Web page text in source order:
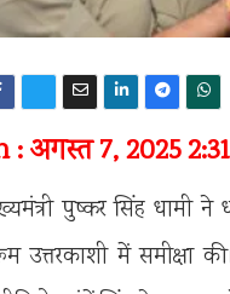
अगस्त 7, 2025 2:31
पुष्कर सिंह धामी ने
रूम उत्तरकाशी में